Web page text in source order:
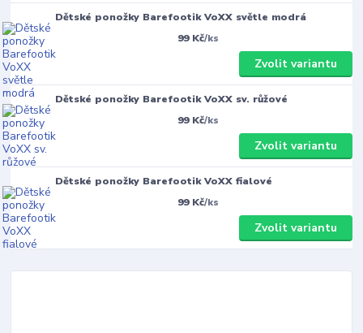
Dětské ponožky Barefootik VoXX světle modrá
99 Kč/ks
Zvolit variantu
Dětské ponožky Barefootik VoXX sv. růžové
99 Kč/ks
Zvolit variantu
Dětské ponožky Barefootik VoXX fialové
99 Kč/ks
Zvolit variantu